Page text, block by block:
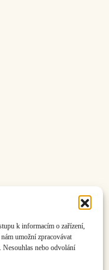
k informacím o zařízení,
umožní zpracovávat
Nesouhlas nebo odvolání